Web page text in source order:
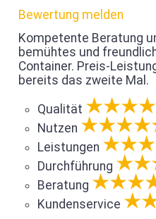
Bewertung melden
Kompetente Beratung
bemühtes und
Container. Preis-
bereits das zweite Mal.
Qualität
Nutzen
Leistungen
Durchführung
Beratung
Kundenservice